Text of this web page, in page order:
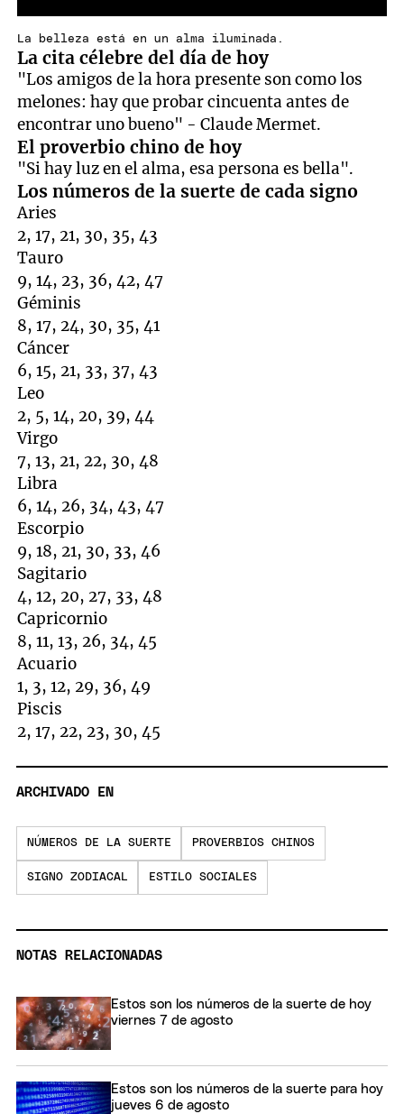
La belleza está en un alma iluminada.
La cita célebre del día de hoy
"Los amigos de la hora presente son como los
melones: hay que probar cincuenta antes de
encontrar uno bueno" - Claude Mermet.
El proverbio chino de hoy
"Si hay luz en el alma, esa persona es bella".
Los números de la suerte de cada signo
Aries
2, 17, 21, 30, 35, 43
Tauro
9, 14, 23, 36, 42, 47
Géminis
8, 17, 24, 30, 35, 41
Cáncer
6, 15, 21, 33, 37, 43
Leo
2, 5, 14, 20, 39, 44
Virgo
7, 13, 21, 22, 30, 48
Libra
6, 14, 26, 34, 43, 47
Escorpio
9, 18, 21, 30, 33, 46
Sagitario
4, 12, 20, 27, 33, 48
Capricornio
8, 11, 13, 26, 34, 45
Acuario
1, 3, 12, 29, 36, 49
Piscis
2, 17, 22, 23, 30, 45
ARCHIVADO EN
NÚMEROS DE LA SUERTE PROVERBIOS CHINOS
SIGNO ZODIACAL ESTILO SOCIALES
NOTAS RELACIONADAS
Estos son los números de la suerte de hoy
viernes 7 de agosto
Estos son los números de la suerte para hoy
jueves 6 de agosto